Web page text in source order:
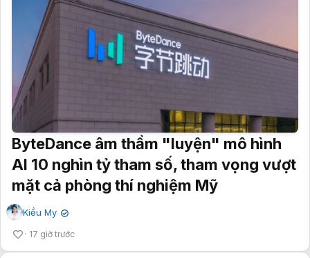
ByteDance âm thầm "luyện" mô hình
AI 10 nghìn tỷ tham số, tham vọng vượt
mặt cả phòng thí nghiệm Mỹ
Kiều My ✔
17 giờ trước